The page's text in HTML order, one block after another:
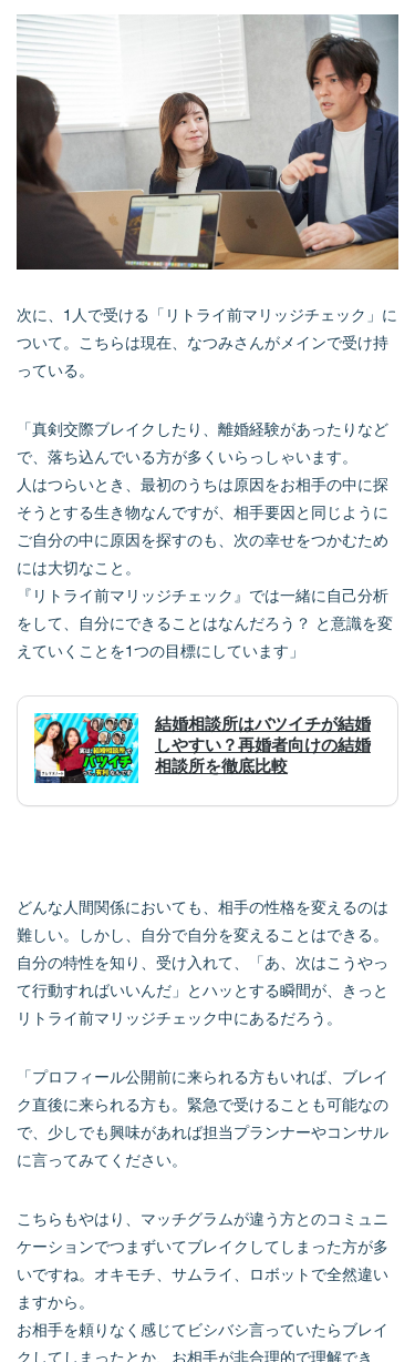
次に、1人で受ける「リトライ前マリッジチェック」に
ついて。こちらは現在、なつみさんがメインで受け持
っている。
「真剣交際ブレイクしたり、離婚経験があったりなど
で、落ち込んでいる方が多くいらっしゃいます。
人はつらいとき、最初のうちは原因をお相手の中に探
そうとする生き物なんですが、相手要因と同じように
ご自分の中に原因を探すのも、次の幸せをつかむため
には大切なこと。
『リトライ前マリッジチェック』では一緒に自己分析
をして、自分にできることはなんだろう？ と意識を変
えていくことを1つの目標にしています」
どんな人間関係においても、相手の性格を変えるのは
難しい。しかし、自分で自分を変えることはできる。
自分の特性を知り、受け入れて、「あ、次はこうやっ
て行動すればいいんだ」とハッとする瞬間が、きっと
リトライ前マリッジチェック中にあるだろう。
「プロフィール公開前に来られる方もいれば、ブレイ
ク直後に来られる方も。緊急で受けることも可能なの
で、少しでも興味があれば担当プランナーやコンサル
に言ってみてください。
こちらもやはり、マッチグラムが違う方とのコミュニ
ケーションでつまずいてブレイクしてしまった方が多
いですね。オキモチ、サムライ、ロボットで全然違い
ますから。
お相手を頼りなく感じてビシバシ言っていたらブレイ
クしてしまったとか、お相手が非合理的で理解でき